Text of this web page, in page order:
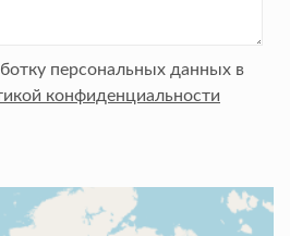
персональных данных в
конфиденциальности